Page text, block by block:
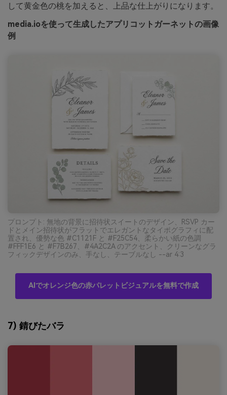
して黄金色の桃を加えると、上品な仕上がりになります。
media.ioを使って生成したアプリコットガーネットの画像
例
プロンプト: 無地の背景に招待状スイートのデザイン、RSVP カー
ドとメイン招待状がフラットでエレガントなタイポグラフィに配
置され、優勢な色 #C1121F と #F25C54、柔らかい紙の色調
#FFF1E6 と #F7B267、#4A2C2A のアクセント、クリーンなグラ
フィックデザインのみ、手なし、テーブルなし --ar 4:3
AIでオレンジ色の赤パレットビジュアルを無料で作成
7) 錆びたバラ